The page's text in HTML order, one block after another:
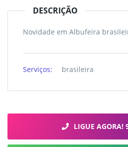
DESCRIÇÃO
Novidade em Albufeira
Serviços: brasileira
LIGUE